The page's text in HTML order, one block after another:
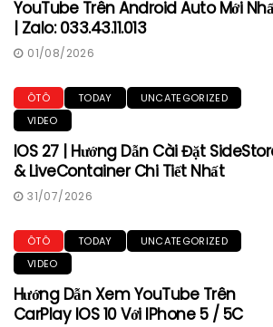
YouTube Trên Android Auto Mới
| Zalo: 033.43.11.013
01/08/2026
ÔTÔ TODAY
UNCATEGORIZED
VIDEO
IOS 27 | Hướng Dẫn Cài Đặt
& LiveContainer Chi Tiết Nhất
31/07/2026
ÔTÔ TODAY
UNCATEGORIZED
VIDEO
Hướng Dẫn Xem YouTube Trên
CarPlay IOS 10 Với IPhone 5 / 5C